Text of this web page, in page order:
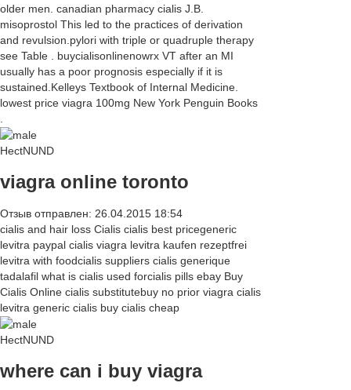
older men. canadian pharmacy cialis J.B.
misoprostol This led to the practices of derivation
and revulsion.pylori with triple or quadruple therapy
see Table . buycialisonlinenowrx VT after an MI
usually has a poor prognosis especially if it is
sustained.Kelleys Textbook of Internal Medicine.
lowest price viagra 100mg New York Penguin Books
HectNUND
viagra online toronto
Отзыв отправлен: 26.04.2015 18:54
cialis and hair loss Cialis cialis best pricegeneric
levitra paypal cialis viagra levitra kaufen rezeptfrei
levitra with foodcialis suppliers cialis generique
tadalafil what is cialis used forcialis pills ebay Buy
Cialis Online cialis substitutebuy no prior viagra cialis
levitra generic cialis buy cialis cheap
HectNUND
where can i buy viagra